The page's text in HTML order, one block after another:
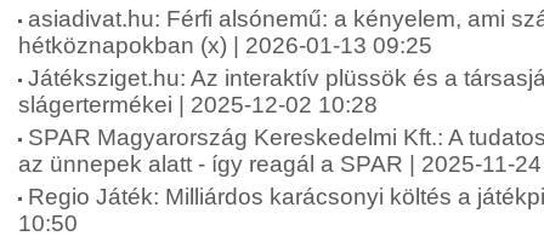
asiadivat.hu: Férfi alsónemű: a kényelem, ami
hétköznapokban (x) | 2026-01-13 09:25
Játéksziget.hu: Az interaktív plüssök és a
slágertermékei | 2025-12-02 10:28
SPAR Magyarország Kereskedelmi Kft.: A
az ünnepek alatt - így reagál a SPAR | 2025-11-
Regio Játék: Milliárdos karácsonyi költés a
10:50